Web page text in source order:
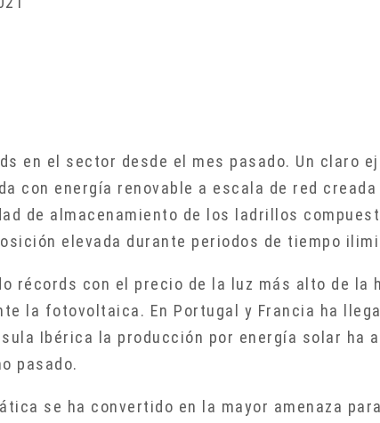
en el sector desde el mes pasado. Un claro
con energía renovable a escala de red
de almacenamiento de los ladrillos
elevada durante periodos de tiempo
récords con el precio de la luz más alto de la
la fotovoltaica. En Portugal y Francia ha
Ibérica la producción por energía solar ha
pasado.
se ha convertido en la mayor amenaza